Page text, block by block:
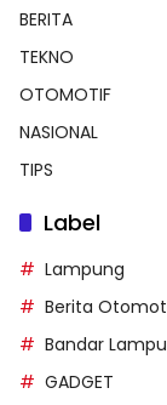
BERITA
TEKNO
OTOMOTIF
NASIONAL
TIPS
Label
Lampung
Berita
Bandar
GADGET